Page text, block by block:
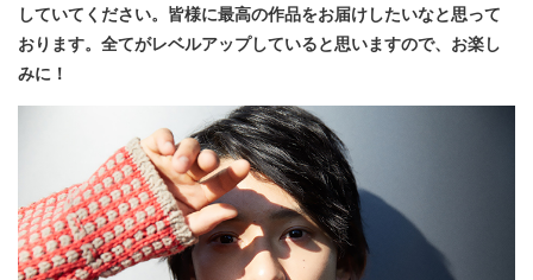
していてください。皆様に最高の作品をお届けしたいなと思って
おります。全てがレベルアップしていると思いますので、お楽し
みに！